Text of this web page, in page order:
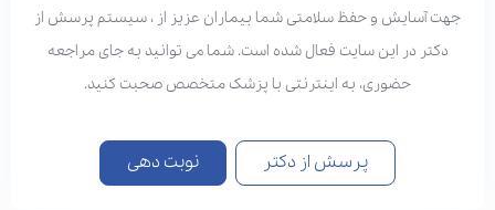
آسایش و حفظ سلامتی شما بیماران عزیز از ، سیستم پرسش از
دکتر در این سایت فعال شده است. شما می توانید به جای مراجعه
حضوری، به اینترنتی با پزشک متخصص صحبت کنید.
پرسش از دکتر نوبت دهی